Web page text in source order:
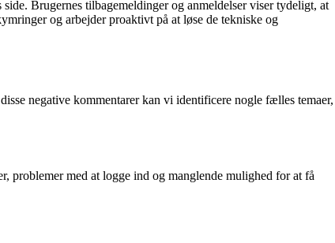
Brugernes tilbagemeldinger og anmeldelser viser tydeligt, at
og arbejder proaktivt på at løse de tekniske og
negative kommentarer kan vi identificere nogle fælles temaer,
problemer med at logge ind og manglende mulighed for at få